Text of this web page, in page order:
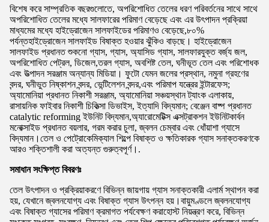
বিশেষ করে সাম্প্রতিক বছরগুলোতে, অপরিশোধিত তেলের ধরণ পরিবর্তনের সাথে সাথে
অপরিশোধিত তেলের মধ্যে সালফারের পরিমাণ বেড়েছে এবং এর উৎপাদন প্রক্রিয়া
মাধ্যমের মধ্যে হাইড্রোজেন সালফাইডের পরিমাণও বেড়েছে,৮০%
পর্যন্তহাইড্রোজেন সালফাইড বিষাক্ত হওয়ার ঝুঁকিও বাড়ছে। হাইড্রোজেন
সালফাইড প্রধানত শুকনো গ্যাস, গ্যাস, অ্যাসিড গ্যাস, সালফারযুক্ত বর্জ্য জল,
অপরিশোধিত পেট্রল, ডিজেল,তরল গ্যাস, অবশিষ্ট তেল, ঘনীভূত তেল এবং পরিশোধক
এবং উত্পাদন সরঞ্জাম অন্যান্য মিডিয়া। ফুটো যেমন জলের প্রস্থান, নমুনা গ্রহণের
বন্দর, ঘনীভুত নিষ্কাশন বন্দর, ভেন্টিলেশন বন্দর,এবং পরিমাপ যন্ত্রের ইন্টারফেস;
অ্যামোনিয়া প্রধানত নিকাশী সরঞ্জাম, অ্যামোনিয়া সঞ্চয়স্থান ট্যাংক এলাকায়,
রাসায়নিক ফাইবার নিকাশী চিকিত্সা ডিভাইস, ইত্যাদি বিদ্যমান; বেঞ্জেন বাষ্প প্রধানত
catalytic reforming ইউনিট বিদ্যমান,অ্যারোমেটিক্স এক্সট্রাকশন ইউনিটকার্বন
মনোক্সাইড প্রধানত বয়লার, গরম করার চুলা, জ্বলন চেম্বার এবং ধোঁয়াশা গ্যাসে
বিদ্যমান।তেল ও পেট্রোকেমিক্যাল শিল্পে বিষাক্ত ও ক্ষতিকারক গ্যাস সনাক্তকরণকে
আরও শক্তিশালী করা অত্যন্ত গুরুত্বপূর্ণ।.
সমাধান সংক্ষিপ্ত বিবরণঃ
তেল উৎপাদন ও প্রক্রিয়াকরণে বিভিন্ন জায়গায় গ্যাস সনাক্তকারী এলার্ম স্থাপন করা
হয়, যেখানে জ্বলনযোগ্য এবং বিষাক্ত গ্যাস উৎপন্ন হয়।বায়ুমণ্ডলে জ্বলনযোগ্য
এবং বিষাক্ত গ্যাসের পরিমাণ ক্রমাগত পর্যবেক্ষণ করাহোস্ট নিয়ন্ত্রণ করে, বিভিন্ন